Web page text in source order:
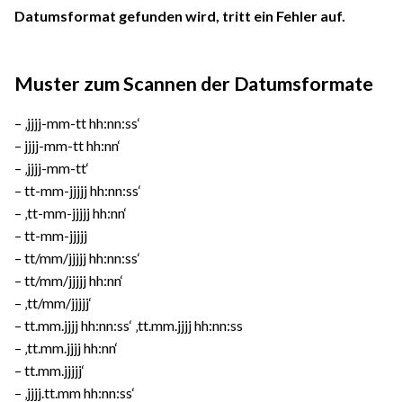
Datumsformat gefunden wird, tritt ein Fehler auf.
Muster zum Scannen der Datumsformate
– ‚jjjj-mm-tt hh:nn:ss‘
– jjjj-mm-tt hh:nn‘
– ‚jjjj-mm-tt‘
– tt-mm-jjjjj hh:nn:ss‘
– ‚tt-mm-jjjjj hh:nn‘
– tt-mm-jjjjj
– tt/mm/jjjjj hh:nn:ss‘
– tt/mm/jjjjj hh:nn‘
– ‚tt/mm/jjjjj‘
– tt.mm.jjjj hh:nn:ss‘ ‚tt.mm.jjjj hh:nn:ss
– ‚tt.mm.jjjj hh:nn‘
– tt.mm.jjjjj‘
– ‚jjjj.tt.mm hh:nn:ss‘